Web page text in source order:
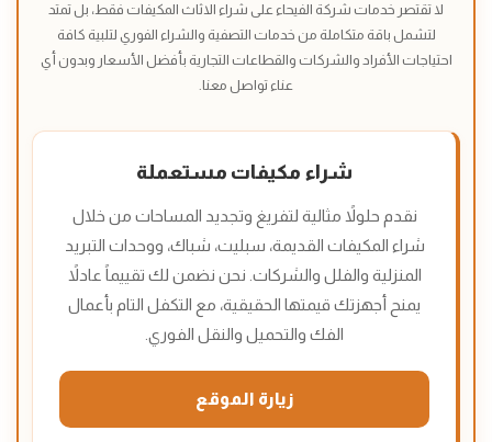
لا تقتصر خدمات شركة الفيحاء على شراء الاثاث المكيفات فقط، بل تمتد
لتشمل باقة متكاملة من خدمات التصفية والشراء الفوري لتلبية كافة
احتياجات الأفراد والشركات والقطاعات التجارية بأفضل الأسعار وبدون أي
عناء تواصل معنا.
شراء مكيفات مستعملة
نقدم حلولاً مثالية لتفريغ وتجديد المساحات من خلال
شراء المكيفات القديمة، سبليت، شباك، ووحدات التبريد
المنزلية والفلل والشركات. نحن نضمن لك تقييماً عادلاً
يمنح أجهزتك قيمتها الحقيقية، مع التكفل التام بأعمال
الفك والتحميل والنقل الفوري.
زيارة الموقع